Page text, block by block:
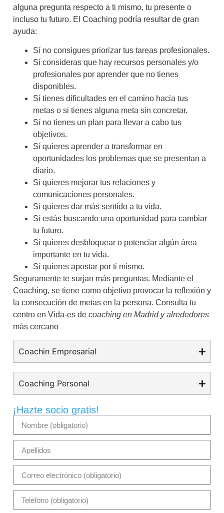
alguna pregunta respecto a ti mismo, tu presente o
incluso tu futuro. El Coaching podría resultar de gran
ayuda:
Sí no consigues priorizar tus tareas profesionales.
Sí consideras que hay recursos personales y/o
profesionales por aprender que no tienes
disponibles.
Sí tienes dificultades en el camino hacia tus
metas o si tienes alguna meta sin concretar.
Sí no tienes un plan para llevar a cabo tus
objetivos.
Sí quieres aprender a transformar en
oportunidades los problemas que se presentan a
diario.
Sí quieres mejorar tus relaciones y
comunicaciones personales.
Sí quieres dar más sentido a tu vida.
Sí estás buscando una oportunidad para cambiar
tu futuro.
Sí quieres desbloquear o potenciar algún área
importante en tu vida.
Sí quieres apostar por ti mismo.
Seguramente te surjan más preguntas. Mediante el
Coaching, se tiene como objetivo provocar la reflexión y
la consecución de metas en la persona. Consulta tu
centro en Vida-es de coaching en Madrid y alrededores
más cercano
Coachin Empresarial
Coaching Personal
¡Hazte socio gratis!